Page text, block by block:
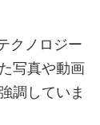
クノロジー
写真や動画
調していま